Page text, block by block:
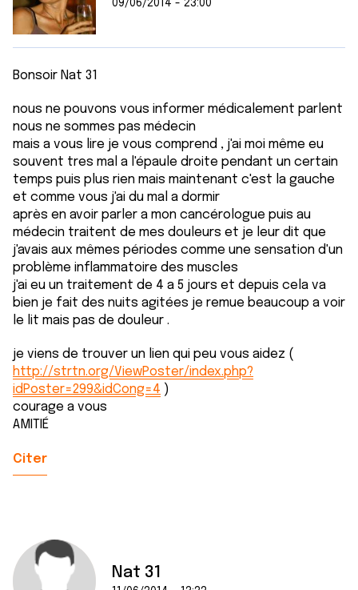
09/06/2014 - 23:00
Bonsoir Nat 31
nous ne pouvons vous informer médicalement parlent
nous ne sommes pas médecin
mais a vous lire je vous comprend , j'ai moi même eu
souvent tres mal a l'épaule droite pendant un certain
temps puis plus rien mais maintenant c'est la gauche
et comme vous j'ai du mal a dormir
après en avoir parler a mon cancérologue puis au
médecin traitent de mes douleurs et je leur dit que
j'avais aux mêmes périodes comme une sensation d'un
problème inflammatoire des muscles
j'ai eu un traitement de 4 a 5 jours et depuis cela va
bien je fait des nuits agitées je remue beaucoup a voir
le lit mais pas de douleur .
je viens de trouver un lien qui peu vous aidez (
http://strtn.org/ViewPoster/index.php?
idPoster=299&idCong=4 )
courage a vous
AMITIÉ
Citer
Nat 31